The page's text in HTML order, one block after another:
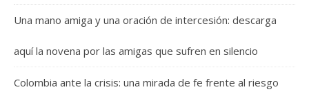
Una mano amiga y una oración de intercesión: descarga
aquí la novena por las amigas que sufren en silencio
Colombia ante la crisis: una mirada de fe frente al riesgo